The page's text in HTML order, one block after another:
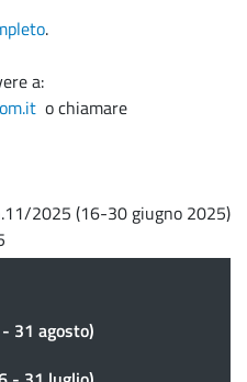
.
a:
o chiamare
2025 (16-30 giugno 2025)
31 agosto)